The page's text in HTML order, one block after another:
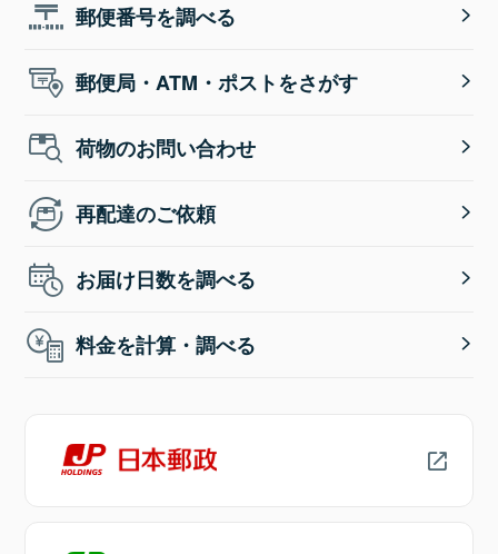
郵便番号を調べる
郵便局・ATM・ポストをさがす
荷物のお問い合わせ
再配達のご依頼
お届け日数を調べる
料金を計算・調べる